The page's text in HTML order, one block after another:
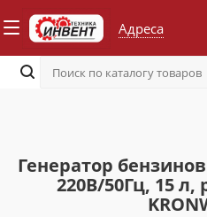
Адреса
Генератор
220В/50Гц, 15 л,